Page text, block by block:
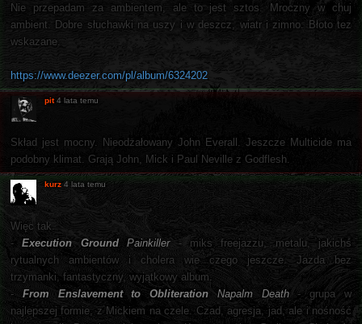
Nie przepadam za ambientem, ale to jest sztos. Mroczny w chuj
ambient. Dobre słuchawki na uszy i w deszcz, wiatr i zimno. Błoto tez
wskazane.
https://www.deezer.com/pl/album/6324202
pit 4 lata temu
Skład jest mocny. Nieodżałowany John Everall. Jeszcze Multicide ma
podobny klimat. Grają John, Mick i Paul Neville z Godflesh.
kurz 4 lata temu
Więc tak.
-Execution Ground Painkiller- miks freejazzu, metalu, jakichś
rytualnych ambientów i cholera wie czego jeszcze. Jazda bez
trzymanki, fantastyczny, wyjątkowy album.
- From Enslavement to Obliteration Napalm Death- grupa w
najlepszej formie, z Mickiem na czele. Czad, agresja, jad, ale i nośność